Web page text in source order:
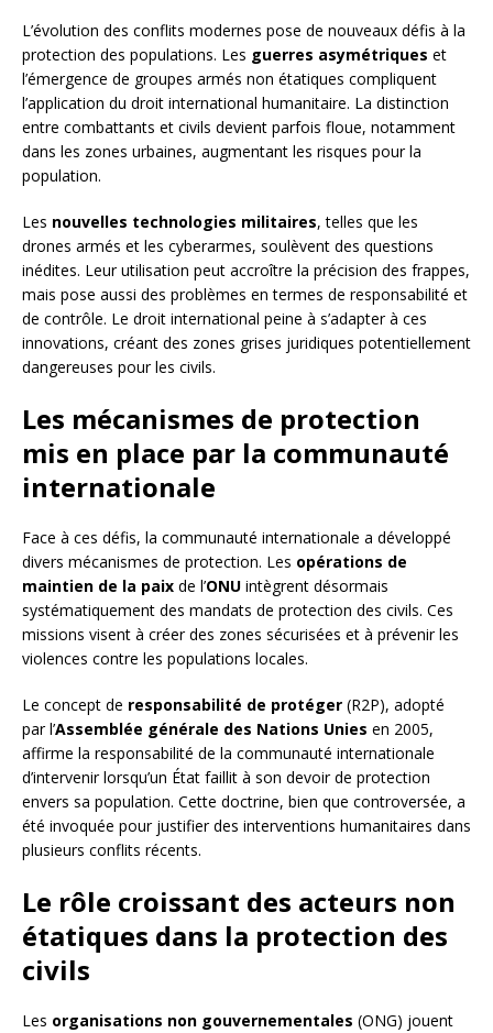
L’évolution des conflits modernes pose de nouveaux défis à la
protection des populations. Les guerres asymétriques et
l’émergence de groupes armés non étatiques compliquent
l’application du droit international humanitaire. La distinction
entre combattants et civils devient parfois floue, notamment
dans les zones urbaines, augmentant les risques pour la
population.
Les nouvelles technologies militaires, telles que les
drones armés et les cyberarmes, soulèvent des questions
inédites. Leur utilisation peut accroître la précision des frappes,
mais pose aussi des problèmes en termes de responsabilité et
de contrôle. Le droit international peine à s’adapter à ces
innovations, créant des zones grises juridiques potentiellement
dangereuses pour les civils.
Les mécanismes de protection
mis en place par la communauté
internationale
Face à ces défis, la communauté internationale a développé
divers mécanismes de protection. Les opérations de
maintien de la paix de l’ONU intègrent désormais
systématiquement des mandats de protection des civils. Ces
missions visent à créer des zones sécurisées et à prévenir les
violences contre les populations locales.
Le concept de responsabilité de protéger (R2P), adopté
par l’Assemblée générale des Nations Unies en 2005,
affirme la responsabilité de la communauté internationale
d’intervenir lorsqu’un État faillit à son devoir de protection
envers sa population. Cette doctrine, bien que controversée, a
été invoquée pour justifier des interventions humanitaires dans
plusieurs conflits récents.
Le rôle croissant des acteurs non
étatiques dans la protection des
civils
Les organisations non gouvernementales (ONG) jouent